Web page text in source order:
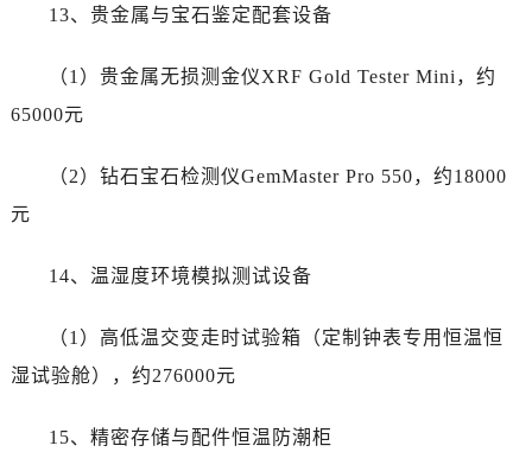
吉林省长春市朝阳区西安大路727号中银大厦A座(旺进大厦)18层09室帝舵售后服务中心（需提前预约）
呼和浩特市玉泉区大学西街70号华润万象城写字楼（鄂尔多斯大厦）23层2326室帝舵售后服务中心（需提前预约）
13、贵金属与宝石鉴定配套设备
（1）贵金属无损测金仪XRF Gold Tester Mini，约
65000元
（2）钻石宝石检测仪GemMaster Pro 550，约18000
元
14、温湿度环境模拟测试设备
（1）高低温交变走时试验箱（定制钟表专用恒温恒
湿试验舱），约276000元
15、精密存储与配件恒温防潮柜